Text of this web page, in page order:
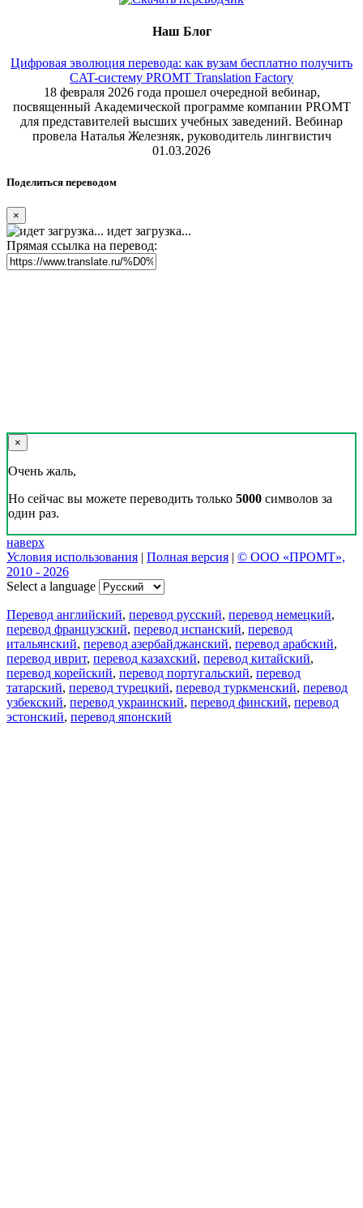
Наш Блог
Цифровая эволюция перевода: как вузам бесплатно получить
CAT-систему PROMT Translation Factory
18 февраля 2026 года прошел очередной вебинар,
посвященный Академической программе компании PROMT
для представителей высших учебных заведений. Вебинар
провела Наталья Железняк, руководитель лингвистич
01.03.2026
Поделиться переводом
×
идет загрузка...
Прямая ссылка на перевод:
×
Очень жаль,
Но сейчас вы можете переводить только 5000 символов за
один раз.
наверх
Условия использования | Полная версия | © ООО «ПРОМТ»,
2010 - 2026
Select a language
Перевод английский, перевод русский, перевод немецкий,
перевод французский, перевод испанский, перевод
итальянский, перевод азербайджанский, перевод арабский,
перевод иврит, перевод казахский, перевод китайский,
перевод корейский, перевод португальский, перевод
татарский, перевод турецкий, перевод туркменский, перевод
узбекский, перевод украинский, перевод финский, перевод
эстонский, перевод японский